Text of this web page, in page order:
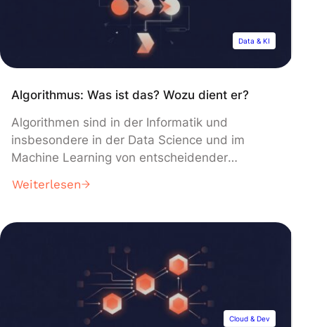
Workflows. Was ist […]
Data & KI
Algorithmus: Was ist das? Wozu dient er?
Algorithmen sind in der Informatik und
insbesondere in der Data Science und im
Machine Learning von entscheidender
einen Algorithmus wissen musst: Definition,
Bildungswege… Algorithmen sind bereits im
Bereich der Computerprogrammierung sehr
wichtig und werden in Zeiten von Big Data und
künstlicher Intelligenz immer wichtiger. […]
Weiterlesen
Cloud & Dev